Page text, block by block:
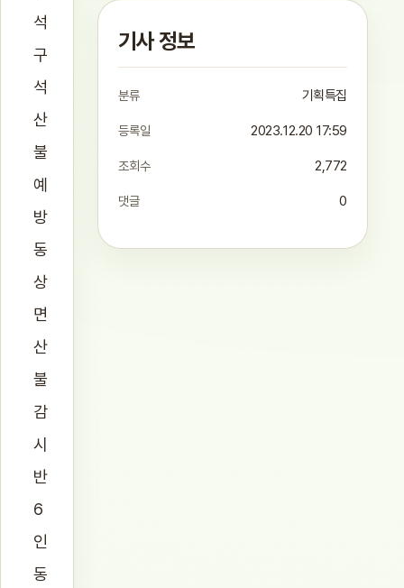
석
구
석
산
불
예
방
동
상
면
산
불
감
시
반
6
인
동
기사 정보
분류 기획특집
등록일 2023.12.20 17:59
조회수 2,772
댓글 0